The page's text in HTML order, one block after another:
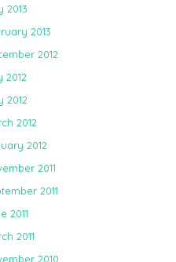
2013
2013
2012
2012
2012
2012
2012
2011
2011
2011
2011
2010